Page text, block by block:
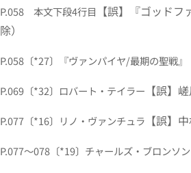
P.058 本文下段4行目 【誤】『ゴッド
除）
P.058〔*27〕『ヴァンパイヤ/最期の聖戦』
P.069〔*32〕ロバート・テイラー 【誤】
P.077〔*16〕リノ・ヴァンチュラ 【誤】
P.077～078〔*19〕チャールズ・ブロンソン